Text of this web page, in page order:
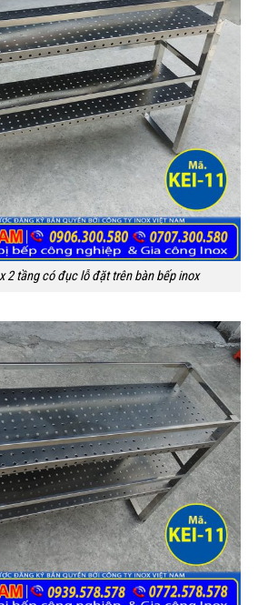
2 tầng có đục lỗ đặt trên bàn bếp inox